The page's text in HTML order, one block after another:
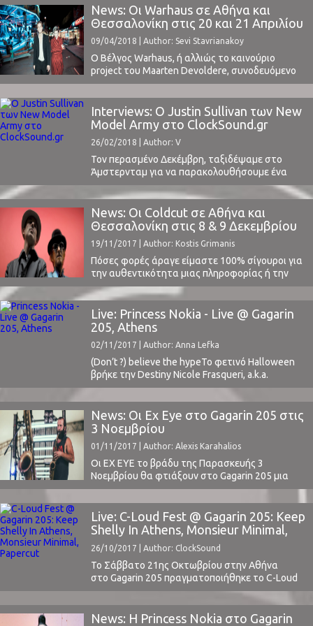
News: Οι Warhaus σε Αθήνα και
Θεσσαλονίκη στις 20 και 21 Απριλίου
09/04/2018 | Author: Sevi Stavrianakoy
O Βέλγος Warhaus, ή αλλιώς το καινούριο
project του Maarten Devoldere, συνοδευόμενο
από τα φωνητικά της Sylvie Kreusch - οι οποίοι
είναι και ζευγάρι - ξεκίνησε τη μουσική του
πορεία το 2016, έχοντας πειραματιστεί αρκετά
στο χώρο της μουσικής, βλ. Balthazar.Το
κόνσεπτ του φιλόδοξου Maarten ήταν να
δημιουργήσει ένα αριστούργημα, ...
Interviews: Ο Justin Sullivan των New
Model Army στο ClockSound.gr
26/02/2018 | Author: V
Τον περασμένο Δεκέμβρη, ταξιδέψαμε στο
Άμστερνταμ για να παρακολουθήσουμε ένα
από τα 5 συνολικά «εορταστικά» live που
αποφάσισαν να κάνουν οι New Model Army. Μία
μοναδική εμπειρία, με τους ίδιους να βρίσκονται
στη σκηνή για 3 ώρες, παίζοντας κομμάτια από
όλη την καριέρα τους. Κομμάτια που δεν έχουν
ακουστεί ζωντανά ...
News: Οι Coldcut σε Αθήνα και
Θεσσαλονίκη στις 8 & 9 Δεκεμβρίου
19/11/2017 | Author: Kostis Grimanis
Πόσες φορές άραγε είμαστε 100% σίγουροι για
την αυθεντικότητα μιας πληροφορίας ή την
προέλευσή της; Για τον/την πραγματικό
δημιουργό μιας ταινίας, ενός soundtrack ή ενός
κομματιού; Ή πόσες φορές ανακαλύπτουμε για
πρώτη φορά έναν μουσικό, μία μπάντα, ένα
συνθέτη μέσα από ένα φιλμ, ένα βιντεοπαιχνίδι,
ένα άλλο μουσικό κομμάτι ή ...
Live: Princess Nokia - Live @ Gagarin
205, Athens
02/11/2017 | Author: Anna Lefka
(Don’t ?) believe the hypeΤο φετινό Halloween
βρήκε την Destiny Nicole Frasqueri, a.k.a.
Princess Nokia, μακριά από την αγαπημένη της
Νέα Υόρκη και πάνω στην σκηνή του
κατάμεστου Gagarin 205. Κάτι που δεν την
εμπόδισε να τιμήσει τα έθιμα της πατρίδας της
και να εμφανιστεί μεταμφιεσμένη ως Lola
Bunny από ...
News: Οι Ex Eye στο Gagarin 205 στις
3 Νοεμβρίου
01/11/2017 | Author: Alexis Karahalios
Οι EX EYE το βράδυ της Παρασκευής 3
Νοεμβρίου θα φτιάξουν στο Gagarin 205 μια
εξαιρετικά πολύπλοκη και ταυτόχρονα
δραματικά όμορφη και υποβλητική
ατμόσφαιρα, που θα ξεπεράσει τις συνήθεις
προσδοκίες και θα οδηγήσει τους θεατές σε
ένα αχαρτογράφητο ταξίδι προς την καθολική
υπέρβαση.Οι EX EYE φτιάχνουν μουσική που
έχει δύναμη, έλεγχο, ...
Live: C-Loud Fest @ Gagarin 205: Keep
Shelly In Athens, Monsieur Minimal,
Papercut
26/10/2017 | Author: ClockSound
Το Σάββατο 21ης Οκτωβρίου στην Αθήνα
στο Gagarin 205 πραγματοποιήθηκε το C-Loud
Fest, μια διοργάνωση με διαλεγμένο line-up από
την εγχώρια μουσική σκηνή. Το ClockSound, εκ
των χορηγών επικοινωνίας του φεστιβάλ,
News: Η Princess Nokia στο Gagarin